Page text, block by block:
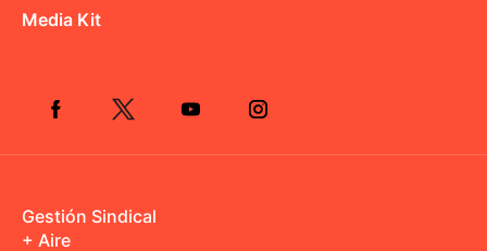
Media Kit
Gestión Sindical
+ Aire